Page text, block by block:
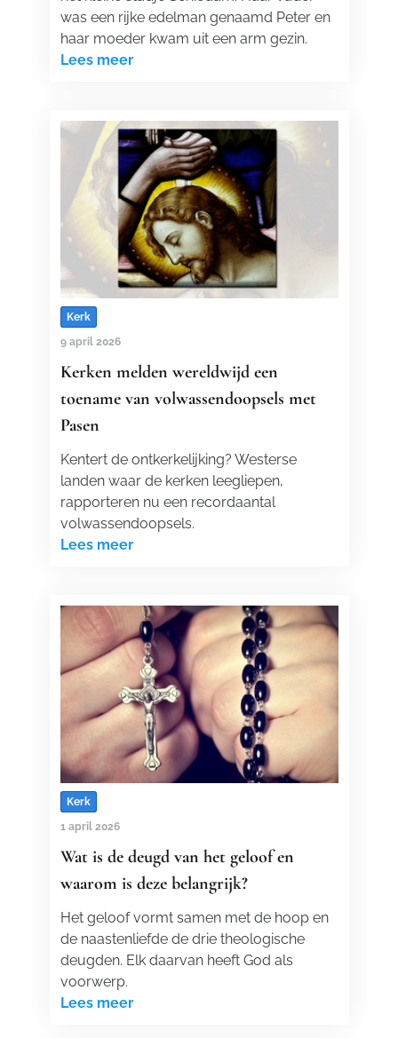
was een rijke edelman genaamd Peter en
haar moeder kwam uit een arm gezin.
Lees meer
Kerk
9 april 2026
Kerken melden wereldwijd een
toename van volwassendoopsels met
Pasen
Kentert de ontkerkelijking? Westerse
landen waar de kerken leegliepen,
rapporteren nu een recordaantal
volwassendoopsels.
Lees meer
Kerk
1 april 2026
Wat is de deugd van het geloof en
waarom is deze belangrijk?
Het geloof vormt samen met de hoop en
de naastenliefde de drie theologische
deugden. Elk daarvan heeft God als
voorwerp.
Lees meer